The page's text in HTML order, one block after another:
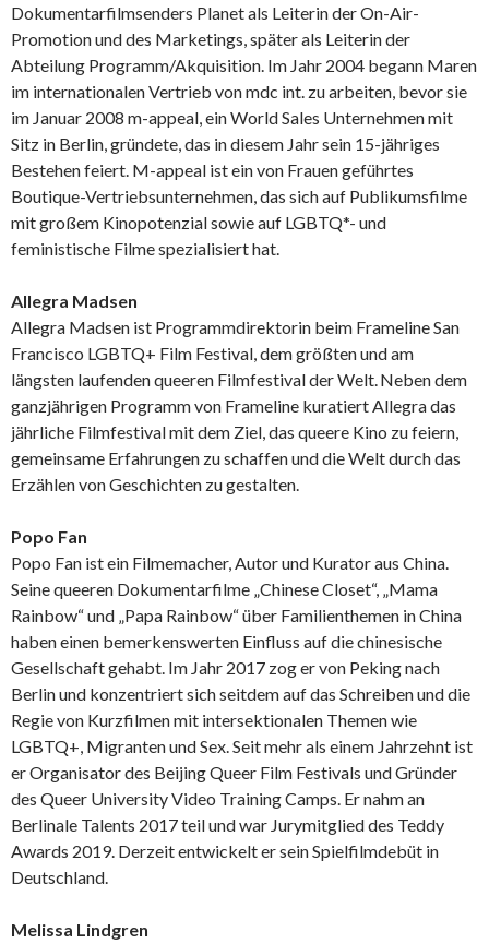
Dokumentarfilmsenders Planet als Leiterin der On-Air-
Promotion und des Marketings, später als Leiterin der
Abteilung Programm/Akquisition. Im Jahr 2004 begann Maren
im internationalen Vertrieb von mdc int. zu arbeiten, bevor sie
im Januar 2008 m-appeal, ein World Sales Unternehmen mit
Sitz in Berlin, gründete, das in diesem Jahr sein 15-jähriges
Bestehen feiert. M-appeal ist ein von Frauen geführtes
Boutique-Vertriebsunternehmen, das sich auf Publikumsfilme
mit großem Kinopotenzial sowie auf LGBTQ*- und
feministische Filme spezialisiert hat.
Allegra Madsen
Allegra Madsen ist Programmdirektorin beim Frameline San
Francisco LGBTQ+ Film Festival, dem größten und am
längsten laufenden queeren Filmfestival der Welt. Neben dem
ganzjährigen Programm von Frameline kuratiert Allegra das
jährliche Filmfestival mit dem Ziel, das queere Kino zu feiern,
gemeinsame Erfahrungen zu schaffen und die Welt durch das
Erzählen von Geschichten zu gestalten.
Popo Fan
Popo Fan ist ein Filmemacher, Autor und Kurator aus China.
Seine queeren Dokumentarfilme „Chinese Closet“, „Mama
Rainbow“ und „Papa Rainbow“ über Familienthemen in China
haben einen bemerkenswerten Einfluss auf die chinesische
Gesellschaft gehabt. Im Jahr 2017 zog er von Peking nach
Berlin und konzentriert sich seitdem auf das Schreiben und die
Regie von Kurzfilmen mit intersektionalen Themen wie
LGBTQ+, Migranten und Sex. Seit mehr als einem Jahrzehnt ist
er Organisator des Beijing Queer Film Festivals und Gründer
des Queer University Video Training Camps. Er nahm an
Berlinale Talents 2017 teil und war Jurymitglied des Teddy
Awards 2019. Derzeit entwickelt er sein Spielfilmdebüt in
Deutschland.
Melissa Lindgren